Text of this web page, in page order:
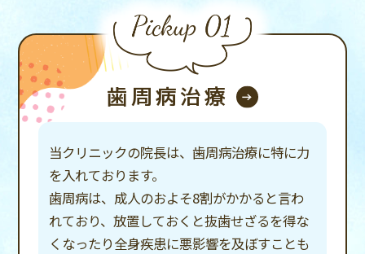
歯周病治療
当クリニックの院長は、歯周病治療に特に力
を入れております。
歯周病は、成人のおよそ8割がかかると言わ
れており、放置しておくと抜歯せざるを得な
くなったり全身疾患に悪影響を及ぼすことも